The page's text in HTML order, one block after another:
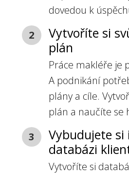
dovedou k
2
Vytvoříte si
plán
Práce makléře je
A podnikání
plány a cíle.
plán a naučíte se
3
Vybudujete si
databázi
Vytvoříte si